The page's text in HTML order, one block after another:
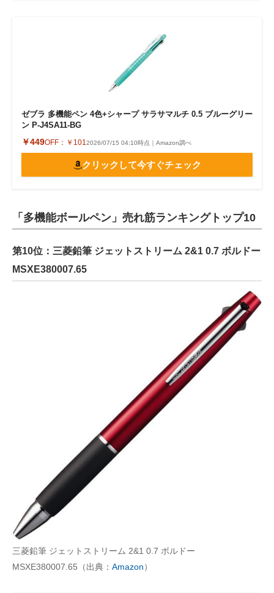
ゼブラ 多機能ペン 4色+シャープ サラサマルチ 0.5 ブルーグリー
ン P-J4SA11-BG
￥449OFF： ￥1012026/07/15 04:10時点｜Amazon調べ
クリックして今すぐチェック
「多機能ボールペン」売れ筋ランキングトップ10
第10位：三菱鉛筆 ジェットストリーム 2&1 0.7 ボルドー
MSXE380007.65
三菱鉛筆 ジェットストリーム 2&1 0.7 ボルドー
MSXE380007.65（出典： Amazon）